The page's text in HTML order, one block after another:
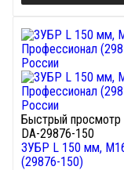
Быстрый просмотр
DA-29876-150
ЗУБР L 150 мм,
(29876-150)